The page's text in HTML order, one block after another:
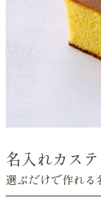
名入れカス
選ぶだけで作れる